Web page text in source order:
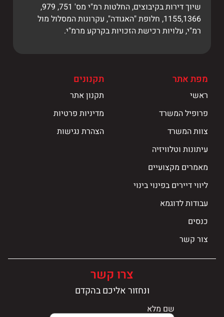
שיוך דירות בקיבוצים, החלטות רמ"י מס' 751, 979,
1155,1366, חלופת "האגודה", עקרונות המסלול מול
רמ"י, עלויות רכישת הזכויות בקרקע מרמ"י.
מפת אתר
ראשי
פרופיל המשרד
צוות המשרד
עיתונות וטלוויזיה
מאמרים מקצועיים
ליווי דיירים בפינוי בינוי
עבודות לדוגמא
כנסים
צור קשר
תקנונים
תקנון אתר
מדיניות פרטיות
הצהרת נגישות
צרו קשר
ונחזור אליכם בהקדם
שם מלא